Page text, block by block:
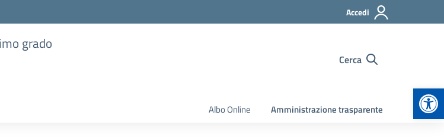
Accedi
grado
Cerca
Albo Online Amministrazione trasparente